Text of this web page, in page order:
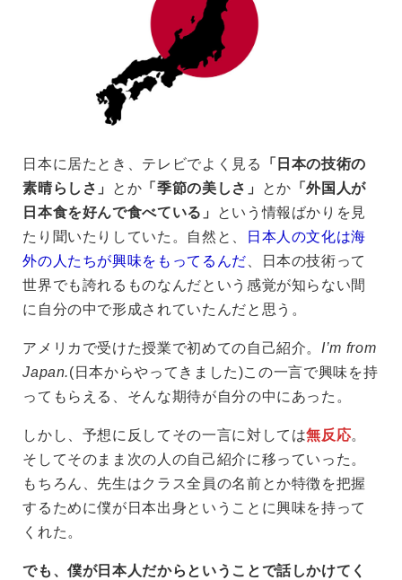
日本に居たとき、テレビでよく見る
「日本の技術の
素晴らしさ」
とか 「季節の美しさ」 とか 「外国人が
日本食を好んで食べている」
という情報ばかりを見
たり聞いたりしていた。自然と、
日本人の文化は海
外の人たちが興味をもってるんだ、日本の技術って
世界でも誇れるものなんだという感覚が知らない間
に自分の中で形成されていたんだと思う。
アメリカで受けた授業で初めての自己紹介。I’m from
Japan.(日本からやってきました)この一言で興味を持
ってもらえる、そんな期待が自分の中にあった。
しかし、予想に反してその一言に対しては無反応。
そしてそのまま次の人の自己紹介に移っていった。
もちろん、先生はクラス全員の名前とか特徴を把握
するために僕が日本出身ということに興味を持って
くれた。
でも、僕が日本人だからということで話しかけてく